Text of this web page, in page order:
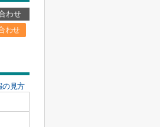
わせ
わせ
の見方